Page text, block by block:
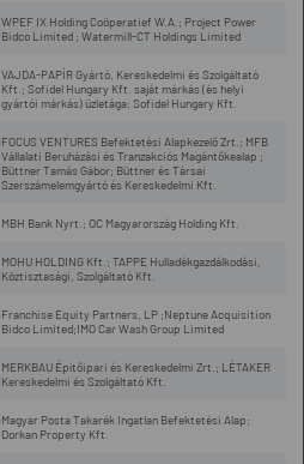
WPEF IX Holding Coöperatief W.A.; Project Power
Bidco Limited ; Watermill-CT Holdings Limited
VAJDA-PAPÍR Gyártó, Kereskedelmi és Szolgáltató
Kft.; Sofidel Hungary Kft. saját márkás (és helyi
gyártói márkás) üzletága; Sofidel Hungary Kft.
FOCUS VENTURES Befektetési Alapkezelő Zrt.; MFB
Vállalati Beruházási és Tranzakciós Magántőkealap ;
Büttner Tamás Gábor; Büttner és Társai
Szerszámelemgyártó és Kereskedelmi Kft.
MBH Bank Nyrt.; OC Magyarország Holding Kft.
MOHU HOLDING Kft.; TAPPE Hulladékgazdálkodási,
Köztisztasági, Szolgáltató Kft.
Franchise Equity Partners, LP ;Neptune Acquisition
Bidco Limited;IMO Car Wash Group Limited
MERKBAU Építőipari és Kereskedelmi Zrt.; LÉTAKER
Kereskedelmi és Szolgáltató Kft.
Magyar Posta Takarék Ingatlan Befektetési Alap;
Dorkan Property Kft.